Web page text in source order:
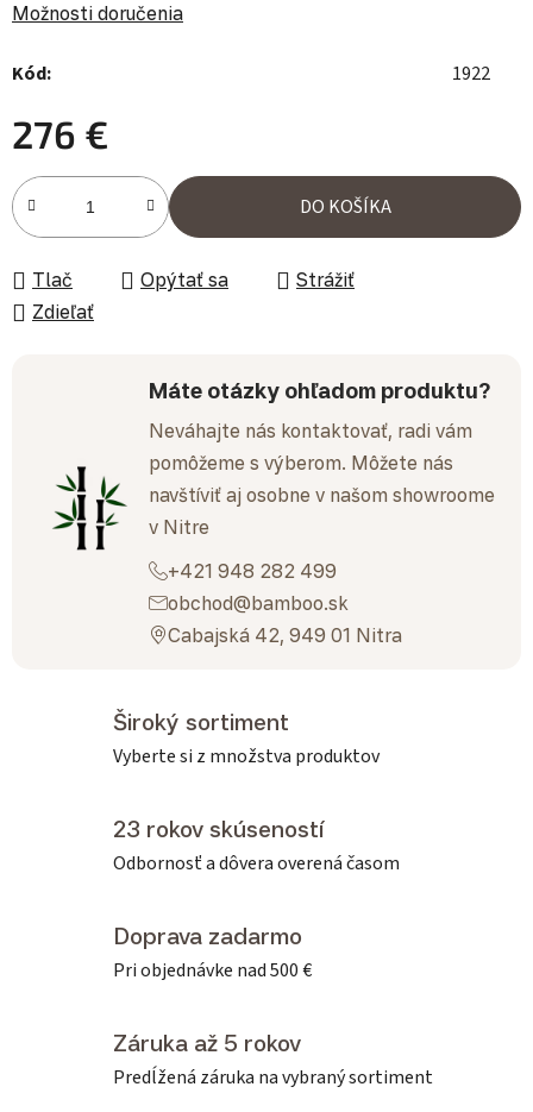
Možnosti doručenia
Kód: 1922
276 €
Jednotková cena:
DO KOŠÍKA
Tlač Opýtať sa
Strážiť
Zdieľať
Máte otázky ohľadom produktu?
Neváhajte nás kontaktovať, radi vám
pomôžeme s výberom. Môžete nás
navštíviť aj osobne v našom showroome
v Nitre
+421 948 282 499
obchod@bamboo.sk
Cabajská 42, 949 01 Nitra
Široký sortiment
Vyberte si z množstva produktov
23 rokov skúseností
Odbornosť a dôvera overená časom
Doprava zadarmo
Pri objednávke nad 500 €
Záruka až 5 rokov
Predĺžená záruka na vybraný sortiment